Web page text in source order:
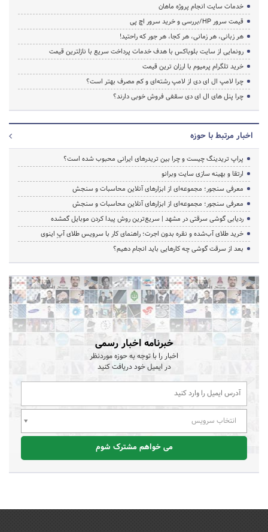
خدمات سایت انجام پروژه ماهان
قیمت سرور HP/بررسی و خرید سرور اچ پی
هر زبانی، هر زمانی، هر کجا، هر جور که راحتید!
رونمایی از سایت بلوباکس با هدف خدمات پرداخت سریع با نازلترین قیمت
خرید تلگرام پرمیوم با ارزان ترین قیمت
چرا لامپ ال ای دی از لامپ رشته‌ای و کم مصرف بهتر است؟
چرا پنل های ال ای دی سقفی فروش خوبی دارند؟
اخبار مرتبط با حوزه
پراپ تریدینگ چیست و چرا بین تریدرهای ایرانی محبوب شده است؟
ارتقا و بهینه سازی سایت وبرانو
معرفی سنجور؛ مجموعه‌ای از ابزارهای آنلاین محاسبات و سنجش
معرفی سنجور؛ مجموعه‌ای از ابزارهای آنلاین محاسبات و سنجش
ردیابی گوشی سرقتی در مشهد | سریع‌ترین روش پیدا کردن موبایل گمشده
خرید طلای آب‌شده و نقره بدون اجرت؛ راهنمای کار با سرویس طلای آپِ اینوی
بعد از سرقت گوشی چه کارهایی باید انجام دهیم؟
خبرنامه اخبار رسمی
اخبار را با توجه به حوزه موردنظر
در ایمیل خود دریافت کنید
انتخاب سرویس
می خواهم مشترک شوم